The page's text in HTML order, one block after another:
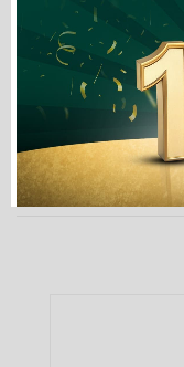
 Non disponibile
PRODOTTI